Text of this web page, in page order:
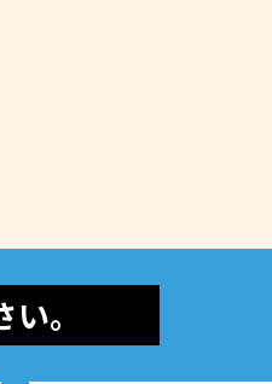
。